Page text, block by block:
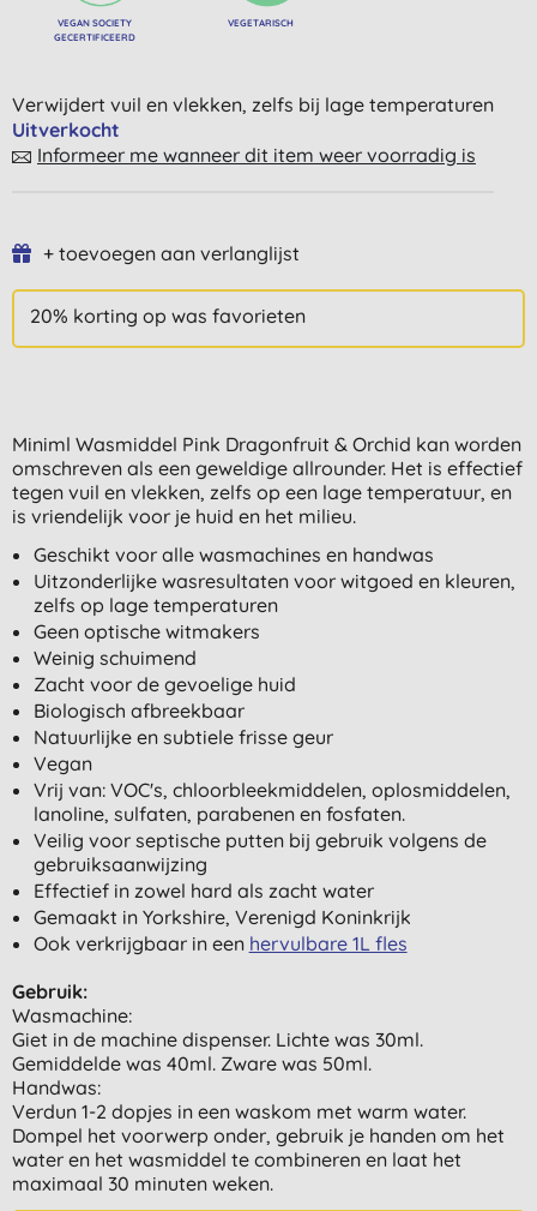
VEGAN SOCIETY
GECERTIFICEERD
VEGETARISCH
Verwijdert vuil en vlekken, zelfs bij lage temperaturen
Uitverkocht
Informeer me wanneer dit item weer voorradig is
+ toevoegen aan verlanglijst
20% korting op was favorieten
Miniml Wasmiddel Pink Dragonfruit & Orchid kan worden
omschreven als een geweldige allrounder. Het is effectief
tegen vuil en vlekken, zelfs op een lage temperatuur, en
is vriendelijk voor je huid en het milieu.
Geschikt voor alle wasmachines en handwas
Uitzonderlijke wasresultaten voor witgoed en kleuren,
zelfs op lage temperaturen
Geen optische witmakers
Weinig schuimend
Zacht voor de gevoelige huid
Biologisch afbreekbaar
Natuurlijke en subtiele frisse geur
Vegan
Vrij van: VOC's, chloorbleekmiddelen, oplosmiddelen,
lanoline, sulfaten, parabenen en fosfaten.
Veilig voor septische putten bij gebruik volgens de
gebruiksaanwijzing
Effectief in zowel hard als zacht water
Gemaakt in Yorkshire, Verenigd Koninkrijk
Ook verkrijgbaar in een hervulbare 1L fles
Gebruik:
Wasmachine:
Giet in de machine dispenser. Lichte was 30ml.
Gemiddelde was 40ml. Zware was 50ml.
Handwas:
Verdun 1-2 dopjes in een waskom met warm water.
Dompel het voorwerp onder, gebruik je handen om het
water en het wasmiddel te combineren en laat het
maximaal 30 minuten weken.